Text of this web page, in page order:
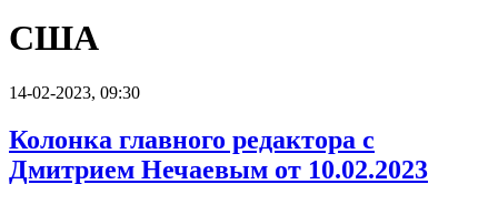
США
14-02-2023, 09:30
Колонка главного редактора с
Дмитрием Нечаевым от 10.02.2023